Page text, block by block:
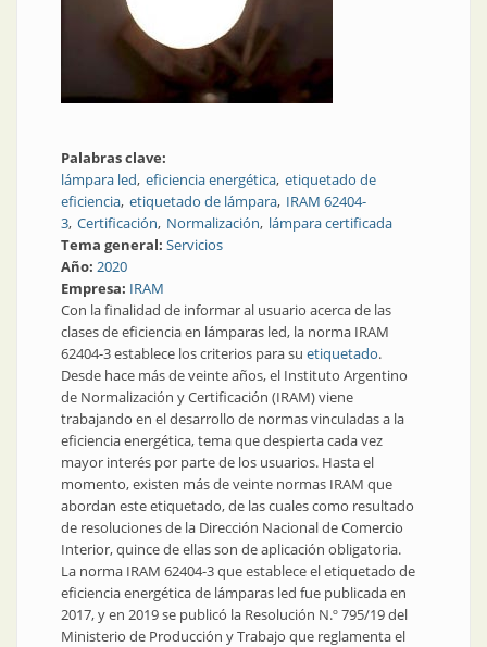
Palabras clave:
lámpara led eficiencia energética etiquetado de
eficiencia etiquetado de lámpara IRAM 62404-
3 Certificación Normalización lámpara certificada
Tema general: Servicios
Año: 2020
Empresa: IRAM
Con la finalidad de informar al usuario acerca de las
clases de eficiencia en lámparas led, la norma IRAM
62404-3 establece los criterios para su etiquetado.
Desde hace más de veinte años, el Instituto Argentino
de Normalización y Certificación (IRAM) viene
trabajando en el desarrollo de normas vinculadas a la
eficiencia energética, tema que despierta cada vez
mayor interés por parte de los usuarios. Hasta el
momento, existen más de veinte normas IRAM que
abordan este etiquetado, de las cuales como resultado
de resoluciones de la Dirección Nacional de Comercio
Interior, quince de ellas son de aplicación obligatoria.
La norma IRAM 62404-3 que establece el etiquetado de
eficiencia energética de lámparas led fue publicada en
2017, y en 2019 se publicó la Resolución N.º 795/19 del
Ministerio de Producción y Trabajo que reglamenta el